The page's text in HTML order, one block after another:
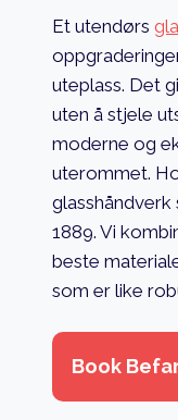
Et utendørs
uteplass. Det
uten å stjele
moderne og
uterommet.
1889. Vi
beste
som er like
Book